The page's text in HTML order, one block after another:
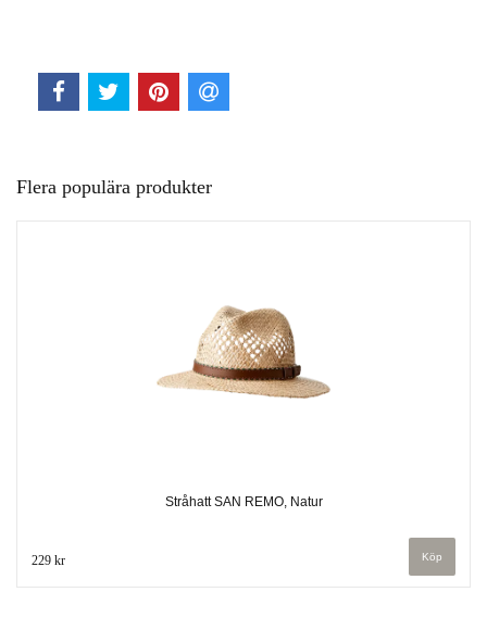
Flera populära produkter
Stråhatt SAN REMO, Natur
229 kr